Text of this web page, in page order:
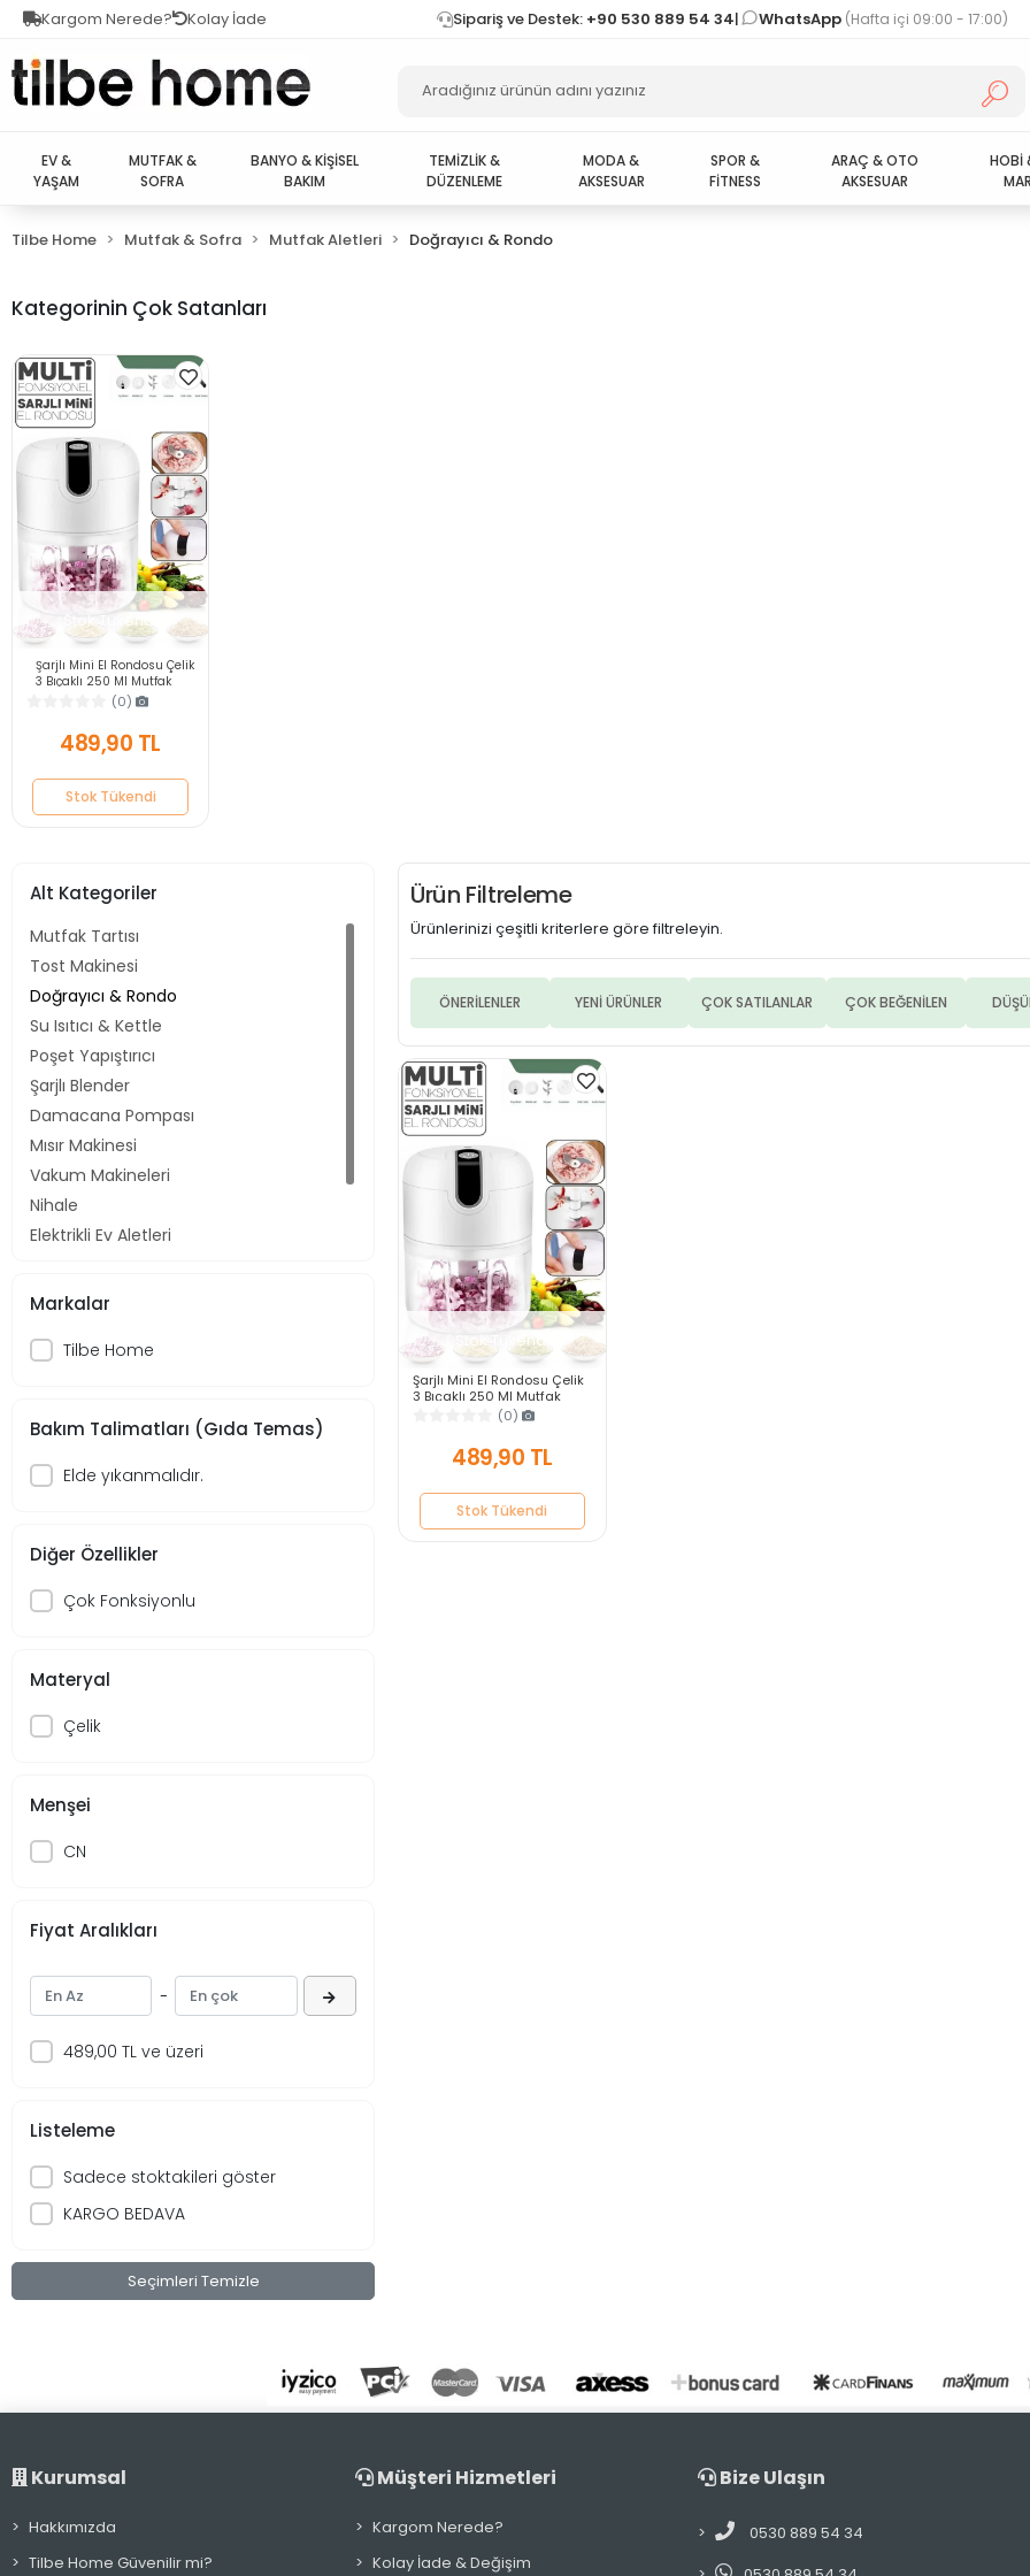
Kargom Nerede? Kolay İade Sipariş ve Destek: +90 530 889 54 34| WhatsApp (Hafta içi 09:00 - 17:00)
EV &
YAŞAM
MUTFAK &
SOFRA
BANYO & KİŞİSEL
BAKIM
TEMİZLİK &
DÜZENLEME
MODA &
AKSESUAR
SPOR &
FİTNESS
ARAÇ & OTO
AKSESUAR
HOBİ
Tilbe Home Mutfak & Sofra Mutfak Aletleri Doğrayıcı & Rondo
Kategorinin Çok Satanları
Stok Tükendi
Şarjlı Mini El Rondosu Çelik
3 Bıçaklı 250 Ml Mutfak
Robotu Hazneli Rondo
Sebze Et Doğrayıcı Rende
(0)
489,90 TL
Stok Tükendi
Alt Kategoriler
Mutfak Tartısı
Tost Makinesi
Doğrayıcı & Rondo
Su Isıtıcı & Kettle
Poşet Yapıştırıcı
Şarjlı Blender
Damacana Pompası
Mısır Makinesi
Vakum Makineleri
Nihale
Elektrikli Ev Aletleri
Baharat Öğütücü
Markalar
Tilbe Home
Bakım Talimatları (Gıda Temas)
Elde yıkanmalıdır.
Diğer Özellikler
Çok Fonksiyonlu
Materyal
Çelik
Menşei
CN
Fiyat Aralıkları
-
489,00 TL ve üzeri
Listeleme
Sadece stoktakileri göster
KARGO BEDAVA
Seçimleri Temizle
Ürün Filtreleme
Ürünlerinizi çeşitli kriterlere göre filtreleyin.
ÖNERİLENLER YENİ ÜRÜNLER ÇOK SATILANLAR ÇOK BEĞENİLEN
Stok Tükendi
Şarjlı Mini El Rondosu Çelik
3 Bıçaklı 250 Ml Mutfak
Robotu Hazneli Rondo
Sebze Et Doğrayıcı Rende
(0)
489,90 TL
Stok Tükendi
Kurumsal
Hakkımızda
Tilbe Home Güvenilir mi?
Müşteri Hizmetleri
Kargom Nerede?
Kolay İade & Değişim
Bize Ulaşın
0530 889 54 34